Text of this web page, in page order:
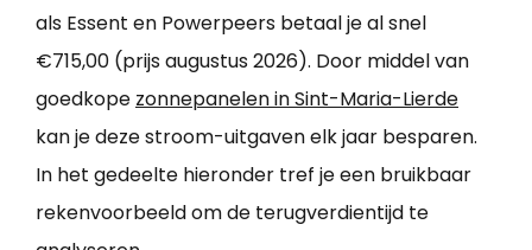
als Essent en Powerpeers betaal je al snel
€715,00 (prijs augustus 2026). Door middel van
goedkope zonnepanelen in Sint-Maria-Lierde
kan je deze stroom-uitgaven elk jaar besparen.
In het gedeelte hieronder tref je een bruikbaar
rekenvoorbeeld om de terugverdientijd te